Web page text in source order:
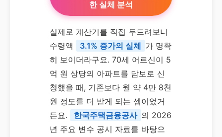
한 실체 분석
실제로 계산기를 직접 두드려보니
수령액
3.1% 증가의 실체 가 명확
히 보이더라구요. 70세 어르신이 5
억 원 상당의 아파트를 담보로 신
청했을 때, 기존보다 월 약 4만 8천
원 정도를 더 받게 되는 셈이었거
든요.
한국주택금융공사 의 2026
년 주요 변수 공시 자료를 바탕으